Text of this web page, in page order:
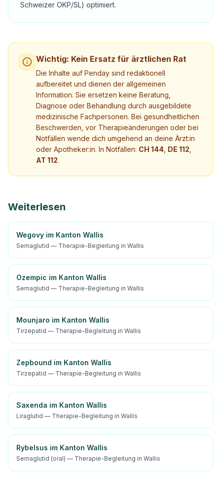
Schweizer OKP/SL) optimiert.
Wichtig: Kein Ersatz für ärztlichen Rat
Die Inhalte auf Penday sind redaktionell
aufbereitet und dienen der allgemeinen
Information. Sie ersetzen keine Beratung,
Diagnose oder Behandlung durch ausgebildete
medizinische Fachpersonen. Bei gesundheitlichen
Beschwerden, vor Therapieänderungen oder bei
Notfällen wende dich umgehend an deine Ärzt:in
oder Apotheker:in. In Notfällen: CH 144 DE 112
AT 112.
Weiterlesen
Wegovy im Kanton Wallis
Semaglutid — Therapie-Begleitung in Wallis
Ozempic im Kanton Wallis
Semaglutid — Therapie-Begleitung in Wallis
Mounjaro im Kanton Wallis
Tirzepatid — Therapie-Begleitung in Wallis
Zepbound im Kanton Wallis
Tirzepatid — Therapie-Begleitung in Wallis
Saxenda im Kanton Wallis
Liraglutid — Therapie-Begleitung in Wallis
Rybelsus im Kanton Wallis
Semaglutid (oral) — Therapie-Begleitung in Wallis